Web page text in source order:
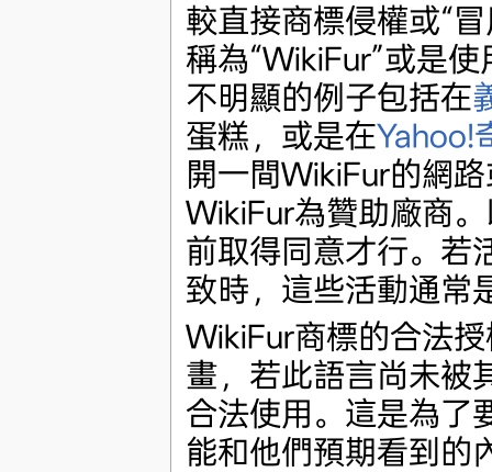
較直接商標侵權或“
稱為“WikiFur”或是
不明顯的例子包括在
蛋糕，或是在Yahoo!
開一間WikiFur的網
WikiFur為贊助廠商
前取得同意才行。若
致時，這些活動通常
WikiFur商標的合法
畫，若此語言尚未被
合法使用。這是為了
能和他們預期看到的